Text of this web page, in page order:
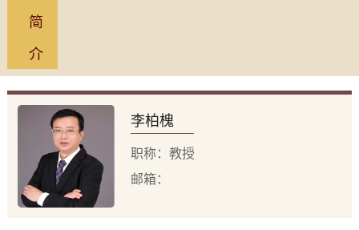
简
介
李柏槐
职称：教授
邮箱：